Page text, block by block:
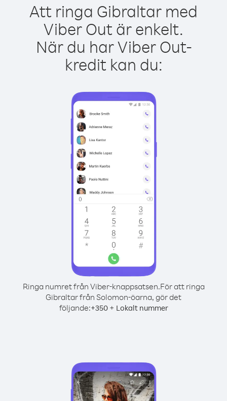
Att ringa Gibraltar med
Viber Out är enkelt.
När du har Viber Out-
kredit kan du:
Ringa numret från Viber-knappsatsen.För att ringa
Gibraltar från Solomon-öarna, gör det
följande:+350+ Lokalt nummer